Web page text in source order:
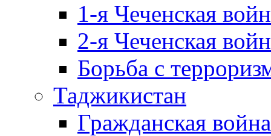
1-я Чеченская
2-я Чеченская
Борьба с
Таджикистан
Гражданская